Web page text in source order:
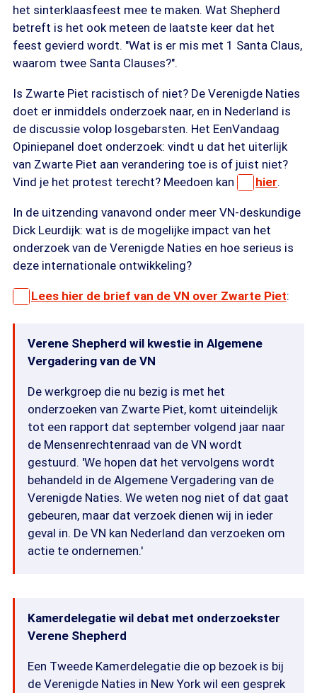
het sinterklaasfeest mee te maken. Wat Shepherd
betreft is het ook meteen de laatste keer dat het
feest gevierd wordt. "Wat is er mis met 1 Santa Claus,
waarom twee Santa Clauses?".
Is Zwarte Piet racistisch of niet? De Verenigde Naties
doet er inmiddels onderzoek naar, en in Nederland is
de discussie volop losgebarsten. Het EenVandaag
Opiniepanel doet onderzoek: vindt u dat het uiterlijk
van Zwarte Piet aan verandering toe is of juist niet?
Vind je het protest terecht? Meedoen kan
hier.
In de uitzending vanavond onder meer VN-deskundige
Dick Leurdijk: wat is de mogelijke impact van het
onderzoek van de Verenigde Naties en hoe serieus is
deze internationale ontwikkeling?
Lees hier de brief van de VN over Zwarte Piet:
Verene Shepherd wil kwestie in Algemene
Vergadering van de VN
De werkgroep die nu bezig is met het
onderzoeken van Zwarte Piet, komt uiteindelijk
tot een rapport dat september volgend jaar naar
de Mensenrechtenraad van de VN wordt
gestuurd. 'We hopen dat het vervolgens wordt
behandeld in de Algemene Vergadering van de
Verenigde Naties. We weten nog niet of dat gaat
gebeuren, maar dat verzoek dienen wij in ieder
geval in. De VN kan Nederland dan verzoeken om
actie te ondernemen.'
Kamerdelegatie wil debat met onderzoekster
Verene Shepherd
Een Tweede Kamerdelegatie die op bezoek is bij
de Verenigde Naties in New York wil een gesprek